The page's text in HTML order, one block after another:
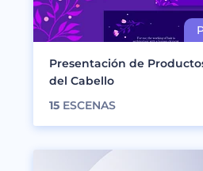
Presentación de
del Cabello
15 ESCENAS